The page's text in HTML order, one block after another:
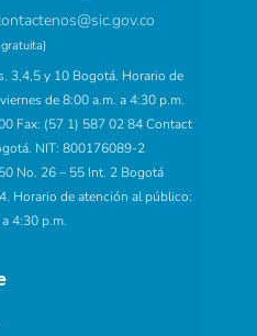
3,4,5 y 10 Bogotá. Horario de
de 8:00 a.m. a 4:30 p.m.
Fax: (57 1) 587 02 84 Contact
NIT: 800176089-2
No. 26 – 55 Int. 2 Bogotá
Horario de atención al público:
4:30 p.m.